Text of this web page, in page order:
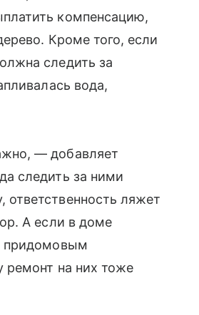
компенсацию,
Кроме того, если
следить за
вода,
— добавляет
следить за ними
ляжет
А если в доме
придомовым
ремонт на них тоже